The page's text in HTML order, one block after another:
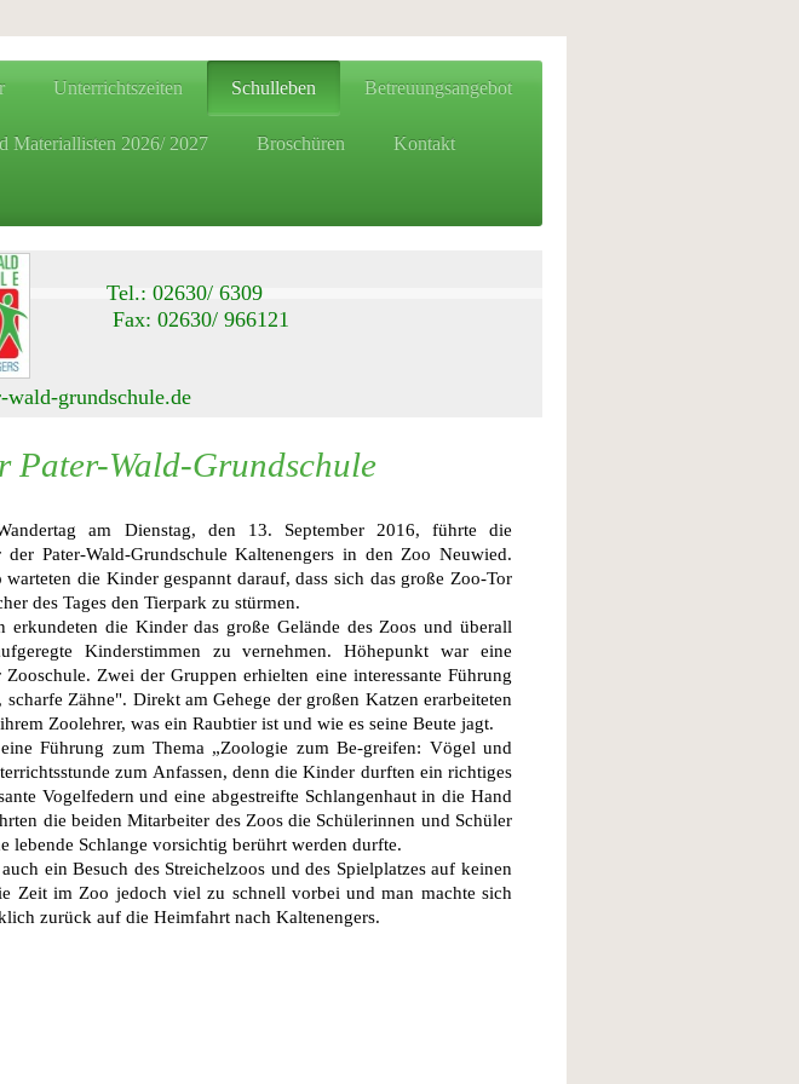
Unterrichtszeiten Schulleben Betreuungsangebot
Materiallisten 2026/ 2027 Broschüren Kontakt
02630/ 6309
02630/ 966121
Pater-Wald-Grundschule
am Dienstag, den 13. September 2016, führte die
der Pater-Wald-Grundschule Kaltenengers in den Zoo Neuwied.
die Kinder gespannt darauf, dass sich das große Zoo-Tor
des Tages den Tierpark zu stürmen.
erkundeten die Kinder das große Gelände des Zoos und überall
Kinderstimmen zu vernehmen. Höhepunkt war eine
Zwei der Gruppen erhielten eine interessante Führung
scharfe Zähne". Direkt am Gehege der großen Katzen erarbeiteten
Zoolehrer, was ein Raubtier ist und wie es seine Beute jagt.
Führung zum Thema „Zoologie zum Be-greifen: Vögel und
zum Anfassen, denn die Kinder durften ein richtiges
Vogelfedern und eine abgestreifte Schlangenhaut in die Hand
die beiden Mitarbeiter des Zoos die Schülerinnen und Schüler
lebende Schlange vorsichtig berührt werden durfte.
ein Besuch des Streichelzoos und des Spielplatzes auf keinen
Zeit im Zoo jedoch viel zu schnell vorbei und man machte sich
zurück auf die Heimfahrt nach Kaltenengers.